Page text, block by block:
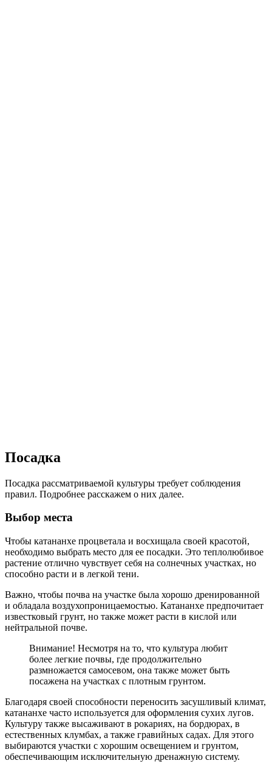
Посадка
Посадка рассматриваемой культуры требует соблюдения
правил. Подробнее расскажем о них далее.
Выбор места
Чтобы катананхе процветала и восхищала своей красотой,
необходимо выбрать место для ее посадки. Это теплолюбивое
растение отлично чувствует себя на солнечных участках, но
способно расти и в легкой тени.
Важно, чтобы почва на участке была хорошо дренированной
и обладала воздухопроницаемостью. Катананхе предпочитает
известковый грунт, но также может расти в кислой или
нейтральной почве.
Внимание! Несмотря на то, что культура любит
более легкие почвы, где продолжительно
размножается самосевом, она также может быть
посажена на участках с плотным грунтом.
Благодаря своей способности переносить засушливый климат,
катананхе часто используется для оформления сухих лугов.
Культуру также высаживают в рокариях, на бордюрах, в
естественных клумбах, а также гравийных садах. Для этого
выбираются участки с хорошим освещением и грунтом,
обеспечивающим исключительную дренажную систему.